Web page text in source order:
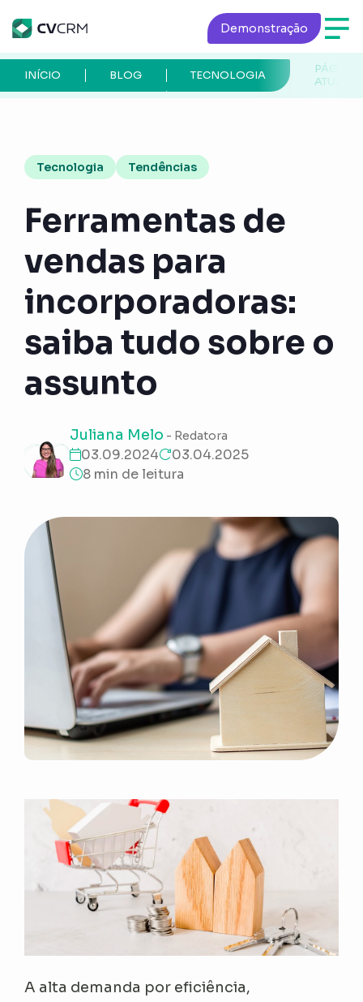
Demonstração
PÁGINA
ATUAL
TECNOLOGIA
BLOG
INÍCIO
Tecnologia Tendências
Ferramentas de
vendas para
incorporadoras:
saiba tudo sobre o
assunto
Juliana Melo - Redatora
03.09.2024
03.04.2025
8 min de leitura
A alta demanda por eficiência,